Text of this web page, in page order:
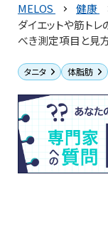
MELOS
健康
ダイエットや筋トレ
べき測定項目と見
タニタ 体脂肪